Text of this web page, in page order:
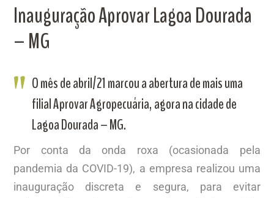
Inauguração Aprovar Lagoa Dourada
– MG
O mês de abril/21 marcou a abertura de mais uma
filial Aprovar Agropecuária, agora na cidade de
Lagoa Dourada – MG.
Por conta da onda roxa (ocasionada pela
pandemia da COVID-19), a empresa realizou uma
inauguração discreta e segura, para evitar